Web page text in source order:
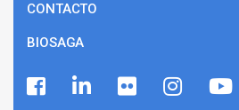
CONTACTO
BIOSAGA